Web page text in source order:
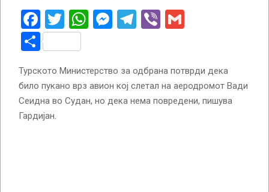
Facebook
Twitter
WhatsApp
Messenger
Telegram
Viber
Share
Турското Министерство за одбрана потврди дека
било пукано врз авион кој слетал на аеродромот Вади
Сеидна во Судан, но дека нема повредени, пишува
Гардијан.